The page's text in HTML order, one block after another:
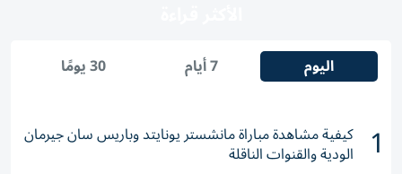
اليوم 7 أيام 30 يومًا
1 كيفية مشاهدة مباراة مانشستر يونايتد وباريس سان جيرمان
الودية والقنوات الناقلة